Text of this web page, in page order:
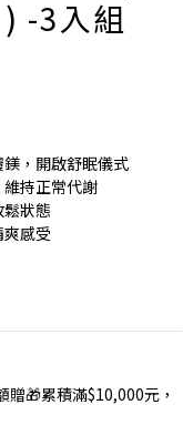
-3入組
，開啟舒眠儀式
持正常代謝
狀態
感受
贈🎁累積滿$10,000元，